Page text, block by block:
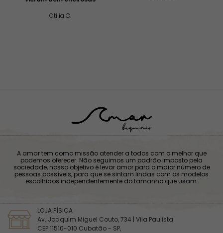
Otília C.
A amar tem como missão atender a todos com o melhor que
podemos oferecer. Não seguimos um padrão imposto pela
sociedade, nosso objetivo é levar amor para o maior número de
pessoas possíveis, para que se sintam lindas com os modelos
escolhidos independentemente do tamanho que usam.
LOJA FÍSICA
Av. Joaquim Miguel Couto, 734 | Vila Paulista
CEP 11510-010 Cubatão - SP,